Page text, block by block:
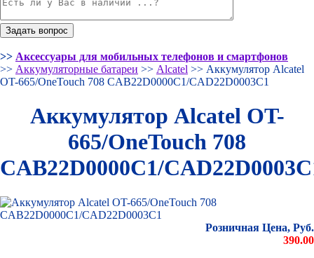
>> Аксессуары для мобильных телефонов и смартфонов
>> Аккумуляторные батареи >> Alcatel >> Аккумулятор Alcatel
OT-665/OneTouch 708 CAB22D0000C1/CAD22D0003C1
Аккумулятор Alcatel OT-
665/OneTouch 708
CAB22D0000C1/
Розничная Цена, Руб.
390.00